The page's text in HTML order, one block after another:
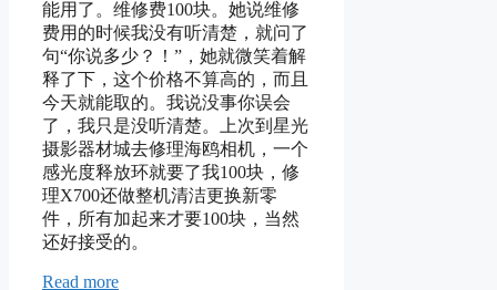
能用了。维修费100块。她说维修
费用的时候我没有听清楚，就问了
句“你说多少？！”，她就微笑着解
释了下，这个价格不算高的，而且
今天就能取的。我说没事你误会
了，我只是没听清楚。上次到星光
摄影器材城去修理海鸥相机，一个
感光度释放环就要了我100块，修
理X700还做整机清洁更换新零
件，所有加起来才要100块，当然
还好接受的。
Read more